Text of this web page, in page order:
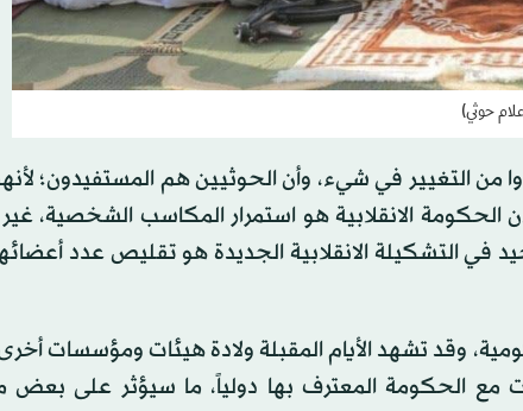
حوثي)
التغيير في شيء، وأن الحوثيين هم المستفيدون؛
الانقلابية هو استمرار المكاسب الشخصية، غير
في التشكيلة الانقلابية الجديدة هو تقليص عدد
وقد تشهد الأيام المقبلة ولادة هيئات ومؤسسات
مع الحكومة المعترف بها دولياً، ما سيؤثر على بعض